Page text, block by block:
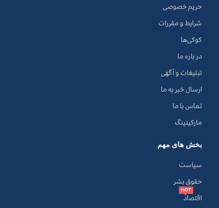
حریم خصوصی
شرایط و مقررات
کوکی‌ها
در باره ما
تبلیغات و آگهی
ارسال خبر به ما
تماس با ما
مارکیتینگ
بخش های مهم
سیاست
حقوق بشر
اقتصاد
HOT